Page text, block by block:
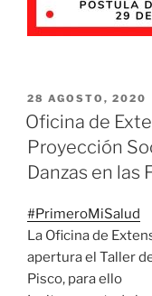
PUBLICADO
EL
28 AGOSTO, 2020
Oficina de
Proyección
Danzas en las
#PrimeroMiSalud
La Oficina de
apertura el Taller
Pisco, para ello